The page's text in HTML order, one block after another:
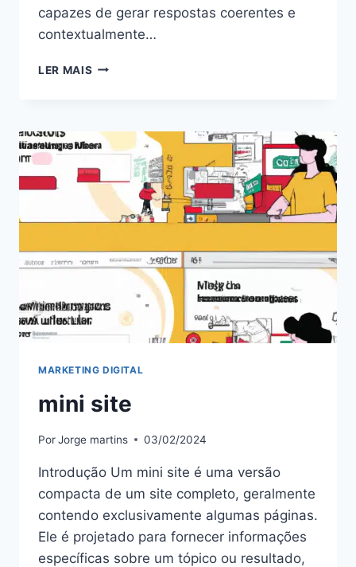
capazes de gerar respostas coerentes e
contextualmente…
LER MAIS EXPLORANDO
CHATS
GPT
PARA
BLOGS:
AUMENTE
EM
2024!
MARKETING DIGITAL
mini site
PorJorge martins 03/02/2024
Introdução Um mini site é uma versão
compacta de um site completo, geralmente
contendo exclusivamente algumas páginas.
Ele é projetado para fornecer informações
específicas sobre um tópico ou resultado,